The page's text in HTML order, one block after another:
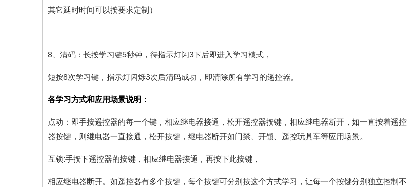
其它延时时间可以按要求定制）
8、清码：长按学习键5秒钟，待指示灯闪3下后即进入学习模式，
短按8次学习键，指示灯闪烁3次后清码成功，即清除所有学习的遥控器。
各学习方式和应用场景说明：
点动：即手按遥控器的每一个键，相应继电器接通，松开遥控器按键，相应继电器断开，如一直按着遥控
器按键，则继电器一直接通，松开按键，继电器断开如门禁、开锁、遥控玩具车等应用场景。
互锁:手按下遥控器的按键，相应继电器接通，再按下此按键，
相应继电器断开。如遥控器有多个按键，每个按键可分别按这个方式学习，让每一个按键分别独立控制不